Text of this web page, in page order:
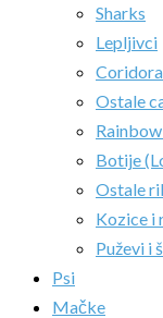
Sharks
Lepljivci
Ostale
Botije
Ostale
Kozice i
Puževi i
Psi
Mačke